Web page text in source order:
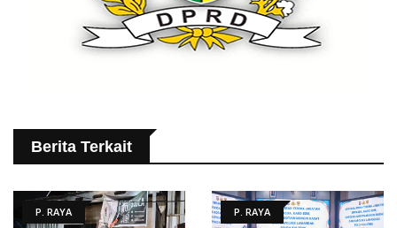
Berita Terkait
P. RAYA P. RAYA